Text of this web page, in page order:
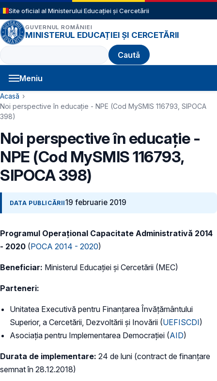
Sari la conținutul principal
Site oficial al Ministerului Educației și Cercetării
GUVERNUL ROMÂNIEI
MINISTERUL EDUCAȚIEI ȘI CERCETĂRII
Caută
Meniu
Navigație principală
Cale de navigare
Acasă
Noi perspective în educație - NPE (Cod MySMIS 116793, SIPOCA
398)
Noi perspective în educație -
NPE (Cod MySMIS 116793,
SIPOCA 398)
DATA PUBLICĂRII19 februarie 2019
Programul Operațional Capacitate Administrativă 2014
- 2020 (POCA 2014 - 2020)
Beneficiar: Ministerul Educației și Cercetării (MEC)
Parteneri:
Unitatea Executivă pentru Finanțarea Învățământului
Superior, a Cercetării, Dezvoltării și Inovării (UEFISCDI)
Asociația pentru Implementarea Democrației (AID)
Durata de implementare: 24 de luni (contract de finanțare
semnat în 28.12.2018)